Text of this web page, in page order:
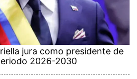
jura como presidente de
2026-2030